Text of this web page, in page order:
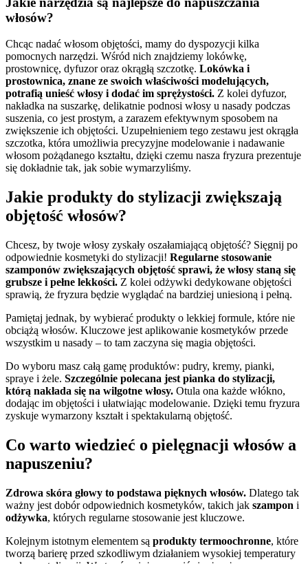
włosów?
Chcąc nadać włosom objętości, mamy do dyspozycji kilka
pomocnych narzędzi. Wśród nich znajdziemy lokówkę,
prostownicę, dyfuzor oraz okrągłą szczotkę. Lokówka i
prostownica, znane ze swoich właściwości modelujących,
potrafią unieść włosy i dodać im sprężystości. Z kolei dyfuzor,
nakładka na suszarkę, delikatnie podnosi włosy u nasady podczas
suszenia, co jest prostym, a zarazem efektywnym sposobem na
zwiększenie ich objętości. Uzupełnieniem tego zestawu jest okrągła
szczotka, która umożliwia precyzyjne modelowanie i nadawanie
włosom pożądanego kształtu, dzięki czemu nasza fryzura prezentuje
się dokładnie tak, jak sobie wymarzyliśmy.
Jakie produkty do stylizacji zwiększają
objętość włosów?
Chcesz, by twoje włosy zyskały oszałamiającą objętość? Sięgnij po
odpowiednie kosmetyki do stylizacji! Regularne stosowanie
szamponów zwiększających objętość sprawi, że włosy staną się
grubsze i pełne lekkości. Z kolei odżywki dedykowane objętości
sprawią, że fryzura będzie wyglądać na bardziej uniesioną i pełną.
Pamiętaj jednak, by wybierać produkty o lekkiej formule, które nie
obciążą włosów. Kluczowe jest aplikowanie kosmetyków przede
wszystkim u nasady – to tam zaczyna się magia objętości.
Do wyboru masz całą gamę produktów: pudry, kremy, pianki,
spraye i żele. Szczególnie polecana jest pianka do stylizacji,
którą nakłada się na wilgotne włosy. Otula ona każde włókno,
dodając im objętości i ułatwiając modelowanie. Dzięki temu fryzura
zyskuje wymarzony kształt i spektakularną objętość.
Co warto wiedzieć o pielęgnacji włosów a
napuszeniu?
Zdrowa skóra głowy to podstawa pięknych włosów. Dlatego tak
ważny jest dobór odpowiednich kosmetyków, takich jak szampon i
odżywka, których regularne stosowanie jest kluczowe.
Kolejnym istotnym elementem są produkty termoochronne, które
tworzą barierę przed szkodliwym działaniem wysokiej temperatury